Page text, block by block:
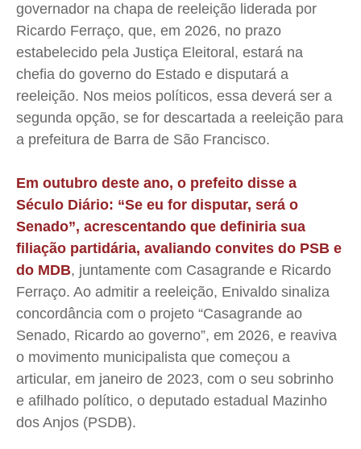
governador na chapa de reeleição liderada por
Ricardo Ferraço, que, em 2026, no prazo
estabelecido pela Justiça Eleitoral, estará na
chefia do governo do Estado e disputará a
reeleição. Nos meios políticos, essa deverá ser a
segunda opção, se for descartada a reeleição para
a prefeitura de Barra de São Francisco.
Em outubro deste ano, o prefeito disse a
Século Diário: “Se eu for disputar, será o
Senado”, acrescentando que definiria sua
filiação partidária, avaliando convites do PSB e
do MDB, juntamente com Casagrande e Ricardo
Ferraço. Ao admitir a reeleição, Enivaldo sinaliza
concordância com o projeto “Casagrande ao
Senado, Ricardo ao governo”, em 2026, e reaviva
o movimento municipalista que começou a
articular, em janeiro de 2023, com o seu sobrinho
e afilhado político, o deputado estadual Mazinho
dos Anjos (PSDB).